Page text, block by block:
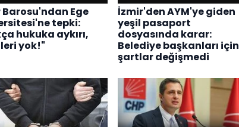
Barosu'ndan Ege
tepki:
hukuka aykırı,
yok!"
İzmir'den AYM'ye giden
yeşil pasaport
dosyasında karar:
Belediye başkanları için
şartlar değişmedi